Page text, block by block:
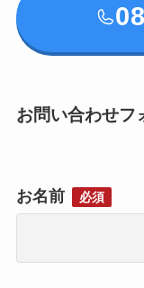
お問い合わせフ
お名前 必須